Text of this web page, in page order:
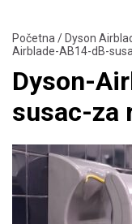
Početna /Dyson
Airblade-AB14-dB-
Dyson-
susac-za